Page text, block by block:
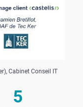
Cabinet Conseil IT
5